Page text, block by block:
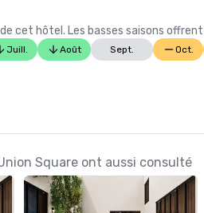
cet hôtel. Les basses saisons
Juill. Août Sept. Oct.
Square ont aussi consulté